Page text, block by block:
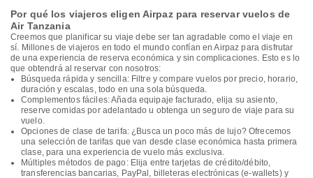
Por qué los viajeros eligen Airpaz para reservar vuelos de
Air Tanzania
Creemos que planificar su viaje debe ser tan agradable como el viaje en
sí. Millones de viajeros en todo el mundo confían en Airpaz para disfrutar
de una experiencia de reserva económica y sin complicaciones. Esto es lo
que obtendrá al reservar con nosotros:
Búsqueda rápida y sencilla: Filtre y compare vuelos por precio, horario,
duración y escalas, todo en una sola búsqueda.
Complementos fáciles: Añada equipaje facturado, elija su asiento,
reserve comidas por adelantado u obtenga un seguro de viaje para su
vuelo.
Opciones de clase de tarifa: ¿Busca un poco más de lujo? Ofrecemos
una selección de tarifas que van desde clase económica hasta primera
clase, para una experiencia de vuelo más exclusiva.
Múltiples métodos de pago: Elija entre tarjetas de crédito/débito,
transferencias bancarias, PayPal, billeteras electrónicas (e-wallets) y